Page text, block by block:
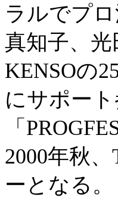
ラルでプ
真知子、
KENSOの
にサポー
「
2000年秋
ーとなる。